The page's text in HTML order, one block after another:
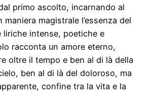
primo ascolto, incarnando al
magistrale l’essenza del
liriche intense, poetiche e
racconta un amore eterno,
oltre il tempo e ben al di là della
ben al di là del doloroso, ma
confine tra la vita e la